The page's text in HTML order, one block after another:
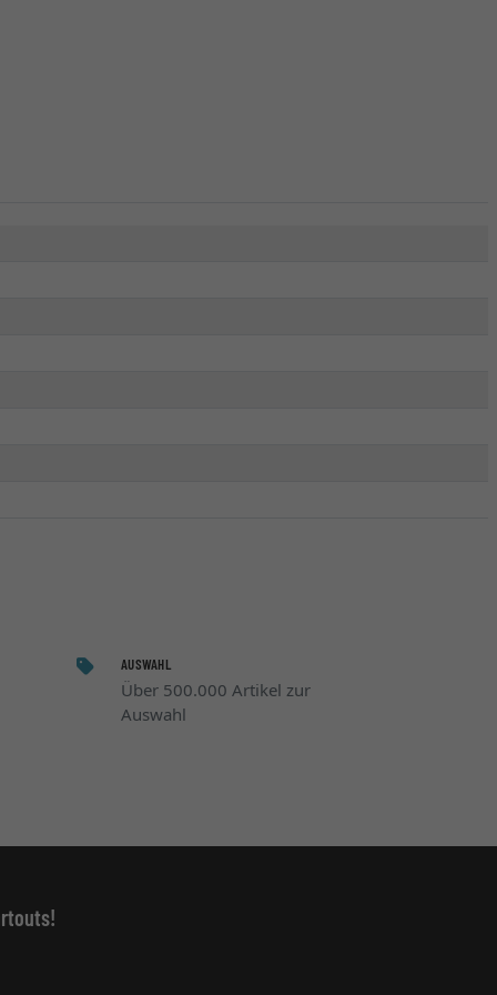
AUSWAHL
Über 500.000 Artikel zur
Auswahl